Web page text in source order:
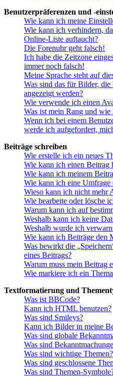
Benutzerpräferenzen und -
Wie kann ich meine
Wie kann ich verhindern,
Online-Liste auftaucht?
Die Forenuhr geht falsch!
Ich habe die Zeitzone
immer noch falsch!
Meine Sprache steht auf
Was sind das für Bilder,
angezeigt werden?
Wie verwende ich einen
Was ist mein Rang und
Wenn ich bei einem
werde ich aufgefordert,
Beiträge schreiben
Wie erstelle ich ein neues
Wie kann ich einen Beitrag
Wie kann ich meinem
Wie kann ich eine Umfrage
Wieso kann ich nicht mehr
Wie bearbeite oder lösche
Warum kann ich auf
Weshalb kann ich keine
Weshalb wurde ich
Wie kann ich Beiträge den
Was bewirkt die
eines Beitrags?
Warum muss mein Beitrag
Wie markiere ich ein
Textformatierung und
Was ist BBCode?
Kann ich HTML benutzen?
Was sind Smileys?
Kann ich Bilder in meine
Was sind globale
Was sind
Was sind wichtige Themen?
Was sind geschlossene
Was sind Themen-